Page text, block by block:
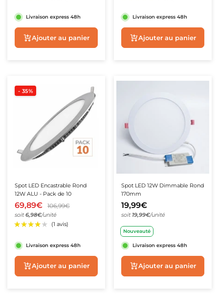
★★★★★
★★★★★ (24
Livraison express 48h
Ajouter au panier
Livraison express 48h
Ajouter au
- 35%
Spot LED Encastrable Rond
12W ALU - Pack de 10
69,89€ 106,99€
soit6,98€/unité
Livraison express 48h
Aperçu rapide
Spot LED 12W Dimmable Rond
170mm
19,99€
soit 19,99€/unité
Nouveauté
Livraison express 48h
Aperçu rapide